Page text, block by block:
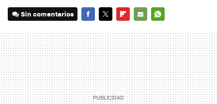
Sin comentarios
MAIL